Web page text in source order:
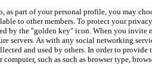
as part of your personal profile, you may
to other members. To protect your
by the "golden key" icon. When you invite
servers. As with any social networking
and used by others. In order to provide
such as such as browser type,